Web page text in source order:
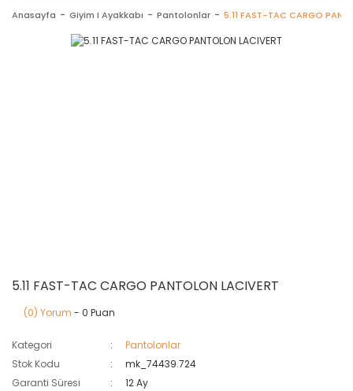
Anasayfa Giyim I Ayakkabı Pantolonlar 5.11 FAST-TAC CARGO
5.11 FAST-TAC CARGO PANTOLON LACIVERT
(0) Yorum - 0 Puan
Kategori
Pantolonlar
Stok Kodu
mk_74439.724
Garanti Süresi
12 Ay